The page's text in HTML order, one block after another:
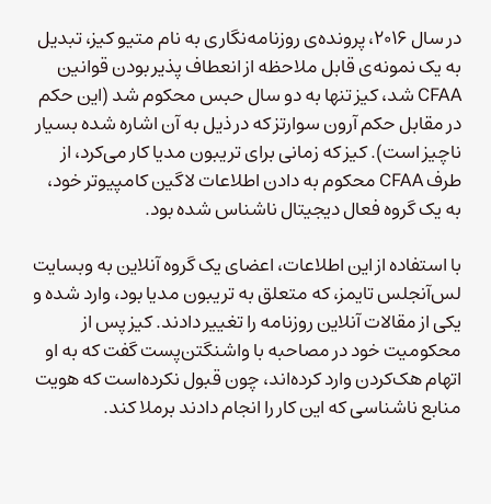
در سال ۲۰۱۶، پرونده‌ی روزنامه‌نگاری به نام متیو کیز، تبدیل
به یک نمونه‌ی قابل ملاحظه از انعطاف پذیر بودن قوانین
CFAA شد، کیز تنها به دو سال حبس محکوم شد (این حکم
در مقابل حکم آرون سوارتز که در ذیل به آن اشاره شده بسیار
ناچیز است). کیز که زمانی برای تریبون مدیا کار می‌کرد، از
طرف CFAA محکوم به دادن اطلاعات لاگین کامپیوتر خود،
به یک گروه فعال دیجیتال ناشناس شده بود.
با استفاده از این اطلاعات، اعضای یک گروه آنلاین به وبسایت
لس‌آنجلس تایمز، که متعلق به تریبون مدیا بود، وارد شده و
یکی از مقالات آنلاین روزنامه را تغییر دادند. کیز پس از
محکومیت خود در مصاحبه با واشنگتن‌پست گفت که به او
اتهام هک‌کردن وارد کرده‌اند، چون قبول نکرده‌است که هویت
منابع ناشناسی که این کار را انجام دادند برملا کند.